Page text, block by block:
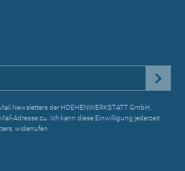
Newsletters der HOEHENWERKSTATT GmbH,
Adresse zu. Ich kann diese Einwilligung jederzeit
widerrufen.